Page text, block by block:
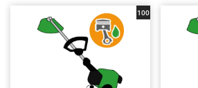
Aspirateurs - Balais Électriques
Aspirateurs à cendres
Aspirateurs à feuilles sur roues
Aspirateurs de piscine
Aima
Airmec
AL-KO
100